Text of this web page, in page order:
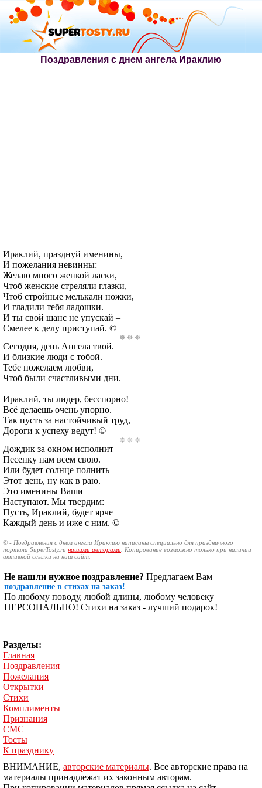
Поздравления с днем ангела Ираклию
Ираклий, празднуй именины,
И пожелания невинны:
Желаю много женкой ласки,
Чтоб женские стреляли глазки,
Чтоб стройные мелькали ножки,
И гладили тебя ладошки.
И ты свой шанс не упускай –
Смелее к делу приступай. ©
Сегодня, день Ангела твой.
И близкие люди с тобой.
Тебе пожелаем любви,
Чтоб были счастливыми дни.
Ираклий, ты лидер, бесспорно!
Всё делаешь очень упорно.
Так пусть за настойчивый труд,
Дороги к успеху ведут! ©
Дождик за окном исполнит
Песенку нам всем свою.
Или будет солнце полнить
Этот день, ну как в раю.
Это именины Ваши
Наступают. Мы твердим:
Пусть, Ираклий, будет ярче
Каждый день и иже с ним. ©
© - Поздравления с днем ангела Ираклию написаны специально для праздничного
портала SuperTosty.ru нашими авторами . Копирование возможно только при наличии
активной ссылки на наш сайт.
Не нашли нужное поздравление? Предлагаем Вам
поздравление в стихах на заказ!
По любому поводу, любой длины, любому человеку
ПЕРСОНАЛЬНО! Стихи на заказ - лучший подарок!
Разделы:
Главная
Поздравления
Пожелания
Открытки
Стихи
Комплименты
Признания
СМС
Тосты
К празднику
ВНИМАНИЕ, авторские материалы. Все авторские права на
материалы принадлежат их законным авторам.